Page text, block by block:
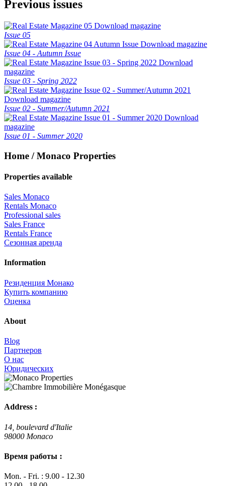
Previous issues
Download magazine
Issue 05
Download magazine
Issue 04 - Autumn Issue
Download
magazine
Issue 03 - Spring 2022
Download magazine
Issue 02 - Summer/Autumn 2021
Download
magazine
Issue 01 - Summer 2020
Home / Monaco Properties
Properties available
Sales Monaco
Rentals Monaco
Professional sales
Sales France
Rentals France
Сезонная аренда
Information
Резиденция Монако
Купить компанию
Оценка
About
Blog
Партнеров
О нас
Юридических
Address :
14, boulevard d'Italie
98000 Monaco
Время работы :
Mon. - Fri. : 9.00 - 12.30